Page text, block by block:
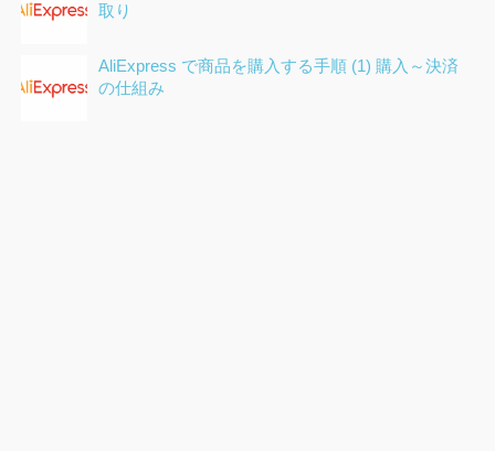
取り
AliExpress で商品を購入する手順 (1) 購入～決済
の仕組み